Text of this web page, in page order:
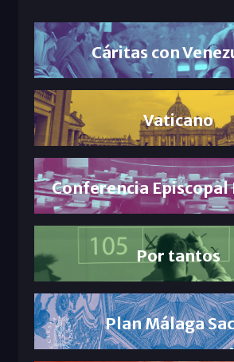
Cáritas con
Vaticano
Conferencia Episcopal
Por tantos
Plan Málaga